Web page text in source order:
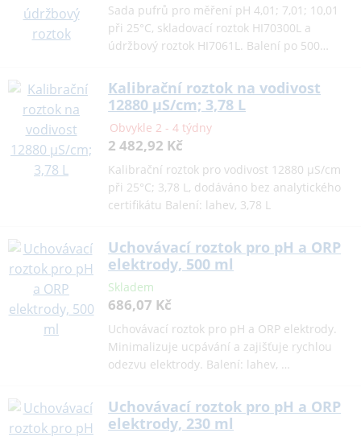
Sada pufrů pro měření pH 4,01; 7,01; 10,01
při 25°C, skladovací roztok HI70300L a
údržbový roztok HI7061L. Balení po 500…
Kalibrační roztok na vodivost
12880 µS/cm; 3,78 L
Obvykle 2 - 4 týdny
2 482,92 Kč
Kalibrační roztok pro vodivost 12880 µS/cm
při 25°C; 3,78 L, dodáváno bez analytického
certifikátu Balení: lahev, 3,78 L
Uchovávací roztok pro pH a ORP
elektrody, 500 ml
Skladem
686,07 Kč
Uchovávací roztok pro pH a ORP elektrody.
Minimalizuje ucpávání a zajišťuje rychlou
odezvu elektrody. Balení: lahev, …
Uchovávací roztok pro pH a ORP
elektrody, 230 ml